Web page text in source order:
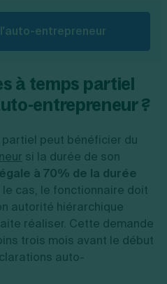
entrepreneur
à temps partiel
entrepreneur ?
peut bénéficier du
si la durée de son
à 70% de la durée
le cas, le fonctionnaire doit
autorité hiérarchique
réaliser. Cette demande
trois mois avant le début
auto-